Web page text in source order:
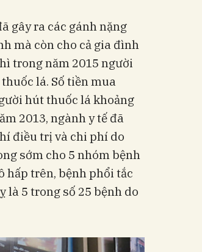
gây ra các gánh nặng
mà còn cho cả gia đình
trong năm 2015 người
lá. Số tiền mua
hút thuốc lá khoảng
2013, ngành y tế đã
điều trị và chi phí do
sớm cho 5 nhóm bệnh
hấp trên, bệnh phổi tắc
là 5 trong số 25 bệnh do